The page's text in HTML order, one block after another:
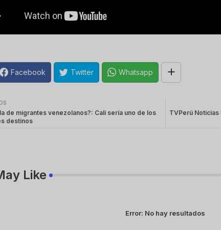
Facebook Twitter Whatsapp
TVPerú Noticias
de migrantes venezolanos?: Cali sería uno de los
destinos
Like
Error: No hay resultados